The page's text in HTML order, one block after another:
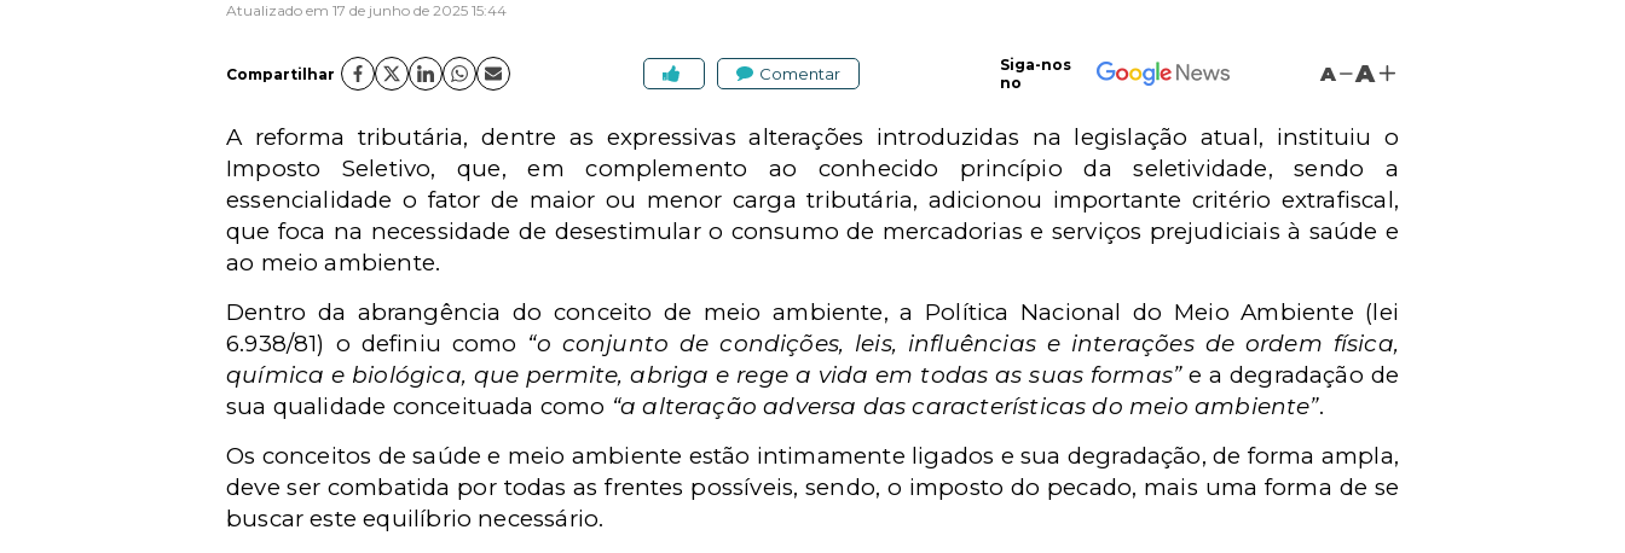
Atualizado em 17 de junho de 2025 15:44
Compartilhar Comentar
Siga-nos
no
A A
A reforma tributária, dentre as expressivas alterações introduzidas na legislação atual, instituiu o
Imposto Seletivo, que, em complemento ao conhecido princípio da seletividade, sendo a
essencialidade o fator de maior ou menor carga tributária, adicionou importante critério extrafiscal,
que foca na necessidade de desestimular o consumo de mercadorias e serviços prejudiciais à saúde e
ao meio ambiente.
Dentro da abrangência do conceito de meio ambiente, a Política Nacional do Meio Ambiente (lei
6.938/81) o definiu como “o conjunto de condições, leis, influências e interações de ordem física,
química e biológica, que permite, abriga e rege a vida em todas as suas formas”e a degradação de
sua qualidade conceituada como “a alteração adversa das características do meio ambiente”.
Os conceitos de saúde e meio ambiente estão intimamente ligados e sua degradação, de forma ampla,
deve ser combatida por todas as frentes possíveis, sendo, o imposto do pecado, mais uma forma de se
buscar este equilíbrio necessário.